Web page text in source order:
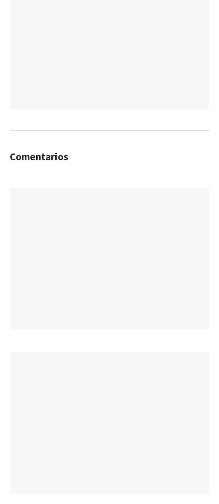
Comentarios